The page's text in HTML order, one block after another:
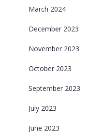
March 2024
December 2023
November 2023
October 2023
September 2023
July 2023
June 2023